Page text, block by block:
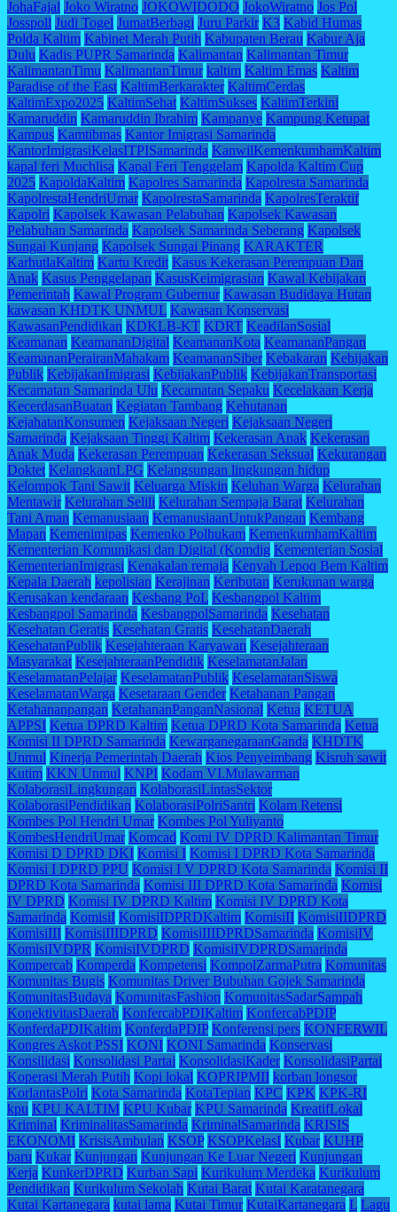
JohaFajal Joko Wiratno JOKOWIDODO JokoWiratno Jos Pol
Josspoll Judi Togel JumatBerbagi Juru Parkir K3 Kabid Humas
Polda Kaltim Kabinet Merah Putih Kabupaten Berau Kabur Aja
Dulu Kadis PUPR Samarinda Kalimantan Kalimantan Timur
KalimantanTimu KalimantanTimur kaltim Kaltim Emas Kaltim
Paradise of the East KaltimBerkarakter KaltimCerdas
KaltimExpo2025 KaltimSehat KaltimSukses KaltimTerkini
Kamaruddin Kamaruddin Ibrahim Kampanye Kampung Ketupat
Kampus Kamtibmas Kantor Imigrasi Samarinda
KantorImigrasiKelasITPISamarinda KanwilKemenkumhamKaltim
kapal feri Muchlisa Kapal Feri Tenggelam Kapolda Kaltim Cup
2025 KapoldaKaltim Kapolres Samarinda Kapolresta Samarinda
KapolrestaHendriUmar KapolrestaSamarinda KapolresTeraktif
Kapolri Kapolsek Kawasan Pelabuhan Kapolsek Kawasan
Pelabuhan Samarinda Kapolsek Samarinda Seberang Kapolsek
Sungai Kunjang Kapolsek Sungai Pinang KARAKTER
KarhutlaKaltim Kartu Kredit Kasus Kekerasan Perempuan Dan
Anak Kasus Penggelapan KasusKeimigrasian Kawal Kebijakan
Pemerintah Kawal Program Gubernur Kawasan Budidaya Hutan
kawasan KHDTK UNMUL Kawasan Konservasi
KawasanPendidikan KDKLB-KT KDRT KeadilanSosial
Keamanan KeamananDigital KeamananKota KeamananPangan
KeamananPerairanMahakam KeamananSiber Kebakaran Kebijakan
Publik KebijakanImigrasi KebijakanPublik KebijakanTransportasi
Kecamatan Samarinda Ulu Kecamatan Sepaku Kecelakaan Kerja
KecerdasanBuatan Kegiatan Tambang Kehutanan
KejahatanKonsumen Kejaksaan Negeri Kejaksaan Negeri
Samarinda Kejaksaan Tinggi Kaltim Kekerasan Anak Kekerasan
Anak Muda Kekerasan Perempuan Kekerasan Seksual Kekurangan
Doktet KelangkaanLPG Kelangsungan lingkungan hidup
Kelompok Tani Sawit Keluarga Miskin Keluhan Warga Kelurahan
Mentawir Kelurahan Selili Kelurahan Sempaja Barat Kelurahan
Tani Aman Kemanusiaan KemanusiaanUntukPangan Kembang
Mapan Kemenimipas Kemenko Polhukam KemenkumhamKaltim
Kementerian Komunikasi dan Digital (Komdig Kementerian Sosial
KementerianImigrasi Kenakalan remaja Kenyah Lepoq Bem Kaltim
Kepala Daerah kepolisian Kerajinan Keributan Kerukunan warga
Kerusakan kendaraan Kesbang PoL Kesbangpol Kaltim
Kesbangpol Samarinda KesbangpolSamarinda Kesehatan
Kesehatan Geratis Kesehatan Gratis KesehatanDaerah
KesehatanPublik Kesejahteraan Karyawan Kesejahteraan
Masyarakat KesejahteraanPendidik KeselamatanJalan
KeselamatanPelajar KeselamatanPublik KeselamatanSiswa
KeselamatanWarga Kesetaraan Gender Ketahanan Pangan
Ketahananpangan KetahananPanganNasional Ketua KETUA
APPSI Ketua DPRD Kaltim Ketua DPRD Kota Samarinda Ketua
Komisi II DPRD Samarinda KewarganegaraanGanda KHDTK
Unmul Kinerja Pemerintah Daerah Kios Penyeimbang Kisruh sawit
Kutim KKN Unmul KNPI Kodam VI.Mulawarman
KolaborasiLingkungan KolaborasiLintasSektor
KolaborasiPendidikan KolaborasiPolriSantri Kolam Retensi
Kombes Pol Hendri Umar Kombes Pol Yuliyanto
KombesHendriUmar Komcad Komi IV DPRD Kalimantan Timur
Komisi D DPRD DKI Komisi I Komisi I DPRD Kota Samarinda
Komisi I DPRD PPU Komisi I V DPRD Kota Samarinda Komisi II
DPRD Kota Samarinda Komisi III DPRD Kota Samarinda Komisi
IV DPRD Komisi IV DPRD Kaltim Komisi IV DPRD Kota
Samarinda KomisiI KomisiIDPRDKaltim KomisiII KomisiIIDPRD
KomisiIII KomisiIIIDPRD KomisiIIIDPRDSamarinda KomisiIV
KomisiIVDPR KomisiIVDPRD KomisiIVDPRDSamarinda
Kompercab Komperda Kompetensi KompolZarmaPutra Komunitas
Komunitas Bugis Komunitas Driver Bubuhan Gojek Samarinda
KomunitasBudaya KomunitasFashion KomunitasSadarSampah
KonektivitasDaerah KonfercabPDIKaltim KonfercabPDIP
KonferdaPDIKaltim KonferdaPDIP Konferensi pers KONFERWIL
Kongres Askot PSSI KONI KONI Samarinda Konservasi
Konsilidasi Konsolidasi Partai KonsolidasiKader KonsolidasiPartai
Koperasi Merah Putih Kopi lokal KOPRIPMII korban longsor
KorlantasPolri Kota Samarinda KotaTepian KPC KPK KPK-RI
kpu KPU KALTIM KPU Kubar KPU Samarinda KreatifLokal
Kriminal KriminalitasSamarinda KriminalSamarinda KRISIS
EKONOMI KrisisAmbulan KSOP KSOPKelasI Kubar KUHP
baru Kukar Kunjungan Kunjungan Ke Luar Negeri Kunjungan
Kerja KunkerDPRD Kurban Sapi Kurikulum Merdeka Kurikulum
Pendidikan Kurikulum Sekolah Kutai Barat Kutai Karatanegara
Kutai Kartanegara kutai lama Kutai Timur KutaiKartanegara L Lagu